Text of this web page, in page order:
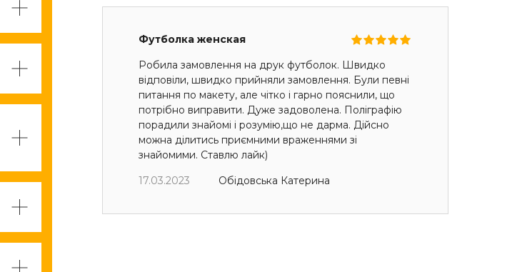
Футболка женская
Робила замовлення на друк футболок. Швидко
відповіли, швидко прийняли замовлення. Були певні
питання по макету, але чітко і гарно пояснили, що
потрібно виправити. Дуже задоволена. Поліграфію
порадили знайомі і розумію,що не дарма. Дійсно
можна ділитись приємними враженнями зі
знайомими. Ставлю лайк)
17.03.2023
Обідовська Катерина